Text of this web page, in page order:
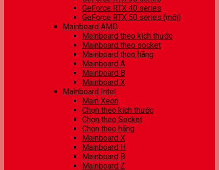
GeForce RTX 40 series
GeForce RTX 50 series (mới)
Mainboard AMD
Mainboard theo kích thước
Mainboard theo socket
Mainboard theo hãng
Mainboard A
Mainboard B
Mainboard X
Mainboard Intel
Main Xeon
Chọn theo kích thước
Chọn theo Socket
Chọn theo hãng
Mainboard X
Mainboard H
Mainboard B
Mainboard Z